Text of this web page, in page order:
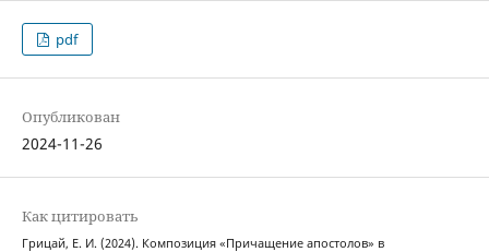
pdf
Опубликован
2024-11-26
Как цитировать
Грицай, Е. И. (2024). Композиция «Причащение апостолов» в